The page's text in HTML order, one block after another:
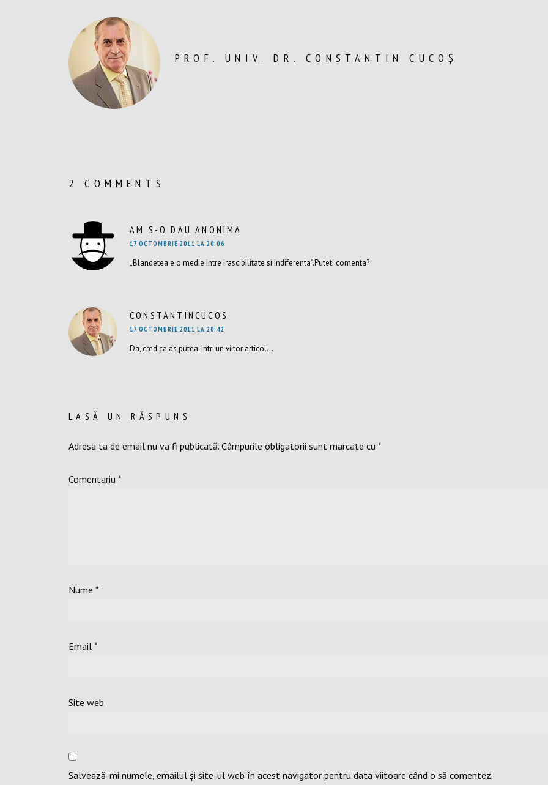
PROF. UNIV. DR. CONSTANTIN CUCOȘ
2 COMMENTS
AM S-O DAU ANONIMA
17 OCTOMBRIE 2011 LA 20:06
„Blandetea e o medie intre irascibilitate si indiferenta”.Puteti comenta?
CONSTANTINCUCOS
17 OCTOMBRIE 2011 LA 20:42
Da, cred ca as putea. Intr-un viitor articol…
LASĂ UN RĂSPUNS
Adresa ta de email nu va fi publicată. Câmpurile obligatorii sunt marcate cu *
Comentariu *
Nume *
Email *
Site web
Salvează-mi numele, emailul și site-ul web în acest navigator pentru data viitoare când o să comentez.